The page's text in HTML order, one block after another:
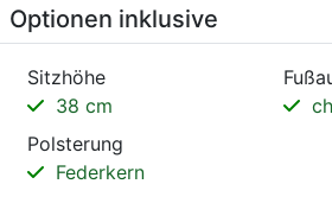
Optionen inklusive
Sitzhöhe
38 cm
Polsterung
Federkern